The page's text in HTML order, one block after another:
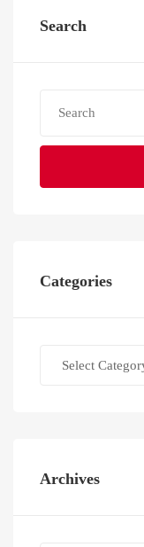
Search
Categories
Archives